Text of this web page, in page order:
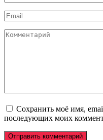
*
Email
*
Комментарий
Сохранить моё имя,
последующих моих